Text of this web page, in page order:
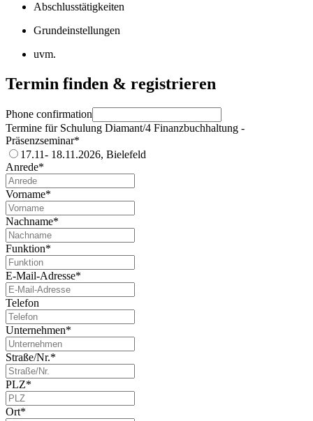
Abschlusstätigkeiten
Grundeinstellungen
uvm.
Termin finden & registrieren
Phone confirmation
Termine für Schulung Diamant/4 Finanzbuchhaltung -
Präsenzseminar*
17.11- 18.11.2026, Bielefeld
Anrede*
Vorname*
Nachname*
Funktion*
E-Mail-Adresse*
Telefon
Unternehmen*
Straße/Nr.*
PLZ*
Ort*